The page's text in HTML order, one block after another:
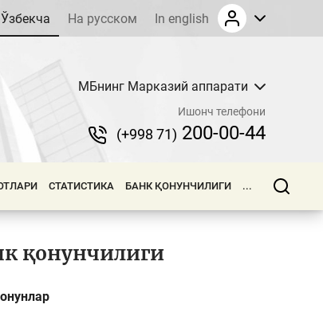
Ўзбекча На русском In english
МБнинг Марказий аппарати
Ишонч телефони
(+998 71) 200-00-44
СТАТИСТИКА БАНК ҚОНУНЧИЛИГИ ...
қонунчилиги